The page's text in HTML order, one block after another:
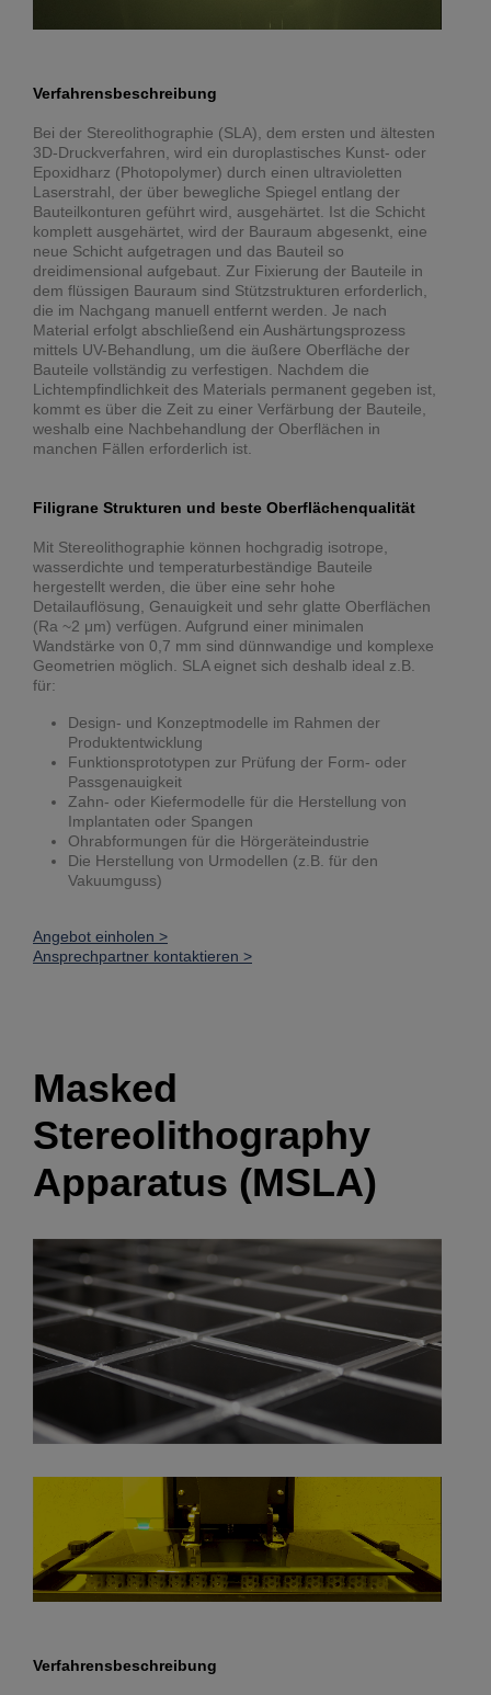
Verfahrensbeschreibung
Bei der Stereolithographie (SLA), dem ersten und ältesten
3D-Druckverfahren, wird ein duroplastisches Kunst- oder
Epoxidharz (Photopolymer) durch einen ultravioletten
Laserstrahl, der über bewegliche Spiegel entlang der
Bauteilkonturen geführt wird, ausgehärtet. Ist die Schicht
komplett ausgehärtet, wird der Bauraum abgesenkt, eine
neue Schicht aufgetragen und das Bauteil so
dreidimensional aufgebaut. Zur Fixierung der Bauteile in
dem flüssigen Bauraum sind Stützstrukturen erforderlich,
die im Nachgang manuell entfernt werden. Je nach
Material erfolgt abschließend ein Aushärtungsprozess
mittels UV-Behandlung, um die äußere Oberfläche der
Bauteile vollständig zu verfestigen. Nachdem die
Lichtempfindlichkeit des Materials permanent gegeben ist,
kommt es über die Zeit zu einer Verfärbung der Bauteile,
weshalb eine Nachbehandlung der Oberflächen in
manchen Fällen erforderlich ist.
Filigrane Strukturen und beste Oberflächenqualität
Mit Stereolithographie können hochgradig isotrope,
wasserdichte und temperaturbeständige Bauteile
hergestellt werden, die über eine sehr hohe
Detailauflösung, Genauigkeit und sehr glatte Oberflächen
(Ra ~2 μm) verfügen. Aufgrund einer minimalen
Wandstärke von 0,7 mm sind dünnwandige und komplexe
Geometrien möglich. SLA eignet sich deshalb ideal z.B.
für:
Design- und Konzeptmodelle im Rahmen der
Produktentwicklung
Funktionsprototypen zur Prüfung der Form- oder
Passgenauigkeit
Zahn- oder Kiefermodelle für die Herstellung von
Implantaten oder Spangen
Ohrabformungen für die Hörgeräteindustrie
Die Herstellung von Urmodellen (z.B. für den
Vakuumguss)
Angebot einholen >
Ansprechpartner kontaktieren >
Masked
Stereolithography
Apparatus (MSLA)
Verfahrensbeschreibung